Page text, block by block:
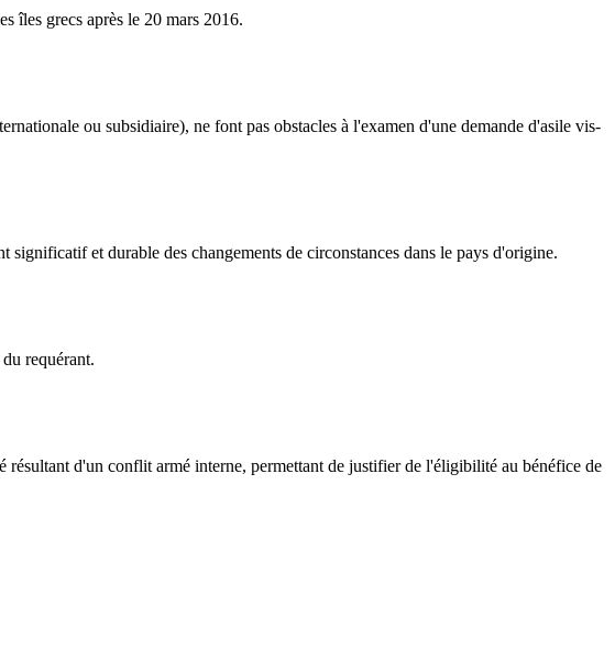
îles grecs après le 20 mars 2016.
ou subsidiaire), ne font pas obstacles à l'examen d'une demande d'asile vis-
et durable des changements de circonstances dans le pays d'origine.
requérant.
d'un conflit armé interne, permettant de justifier de l'éligibilité au bénéfice de